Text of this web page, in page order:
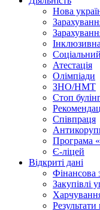
Нова
Атестація
Олімпіади
ЗНО/НМТ
Стоп
Співпраця
Програма
Є-ліцей
Відкриті дані
Фінансова
Закупівлі